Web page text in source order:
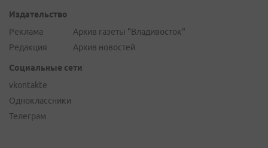
Издательство
Реклама
Редакция
Архив газеты "Владивосток"
Архив новостей
Социальные сети
vkontakte
Одноклассники
Телеграм